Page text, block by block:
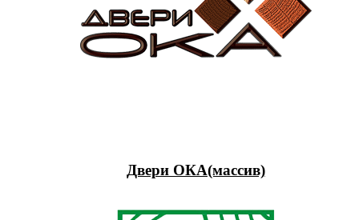
Двери ОКА(массив)